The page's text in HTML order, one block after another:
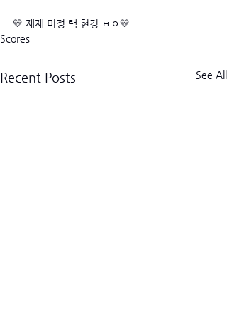
💛 재재 미정 택 현경 ㅂㅇ💛
Scores
Recent Posts See All